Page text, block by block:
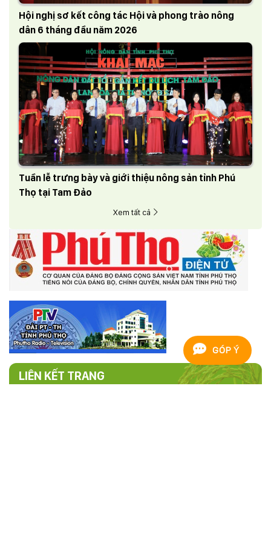
Hội nghị sơ kết công tác Hội và phong trào nông
dân 6 tháng đầu năm 2026
Tuần lễ trưng bày và giới thiệu nông sản tỉnh Phú
Thọ tại Tam Đảo
Xem tất cả
LIÊN KẾT TRANG
GÓP Ý